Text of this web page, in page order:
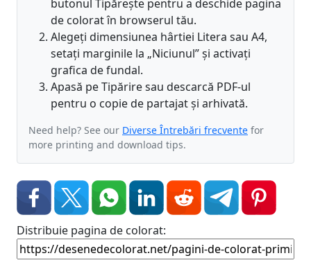
butonul Tipărește pentru a deschide pagina
de colorat în browserul tău.
Alegeți dimensiunea hârtiei Litera sau A4,
setați marginile la „Niciunul” și activați
grafica de fundal.
Apasă pe Tipărire sau descarcă PDF-ul
pentru o copie de partajat și arhivată.
Need help? See our Diverse Întrebări frecvente for
more printing and download tips.
Distribuie pagina de colorat: